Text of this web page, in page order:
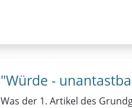
"Würde -
Was der 1. Artikel des